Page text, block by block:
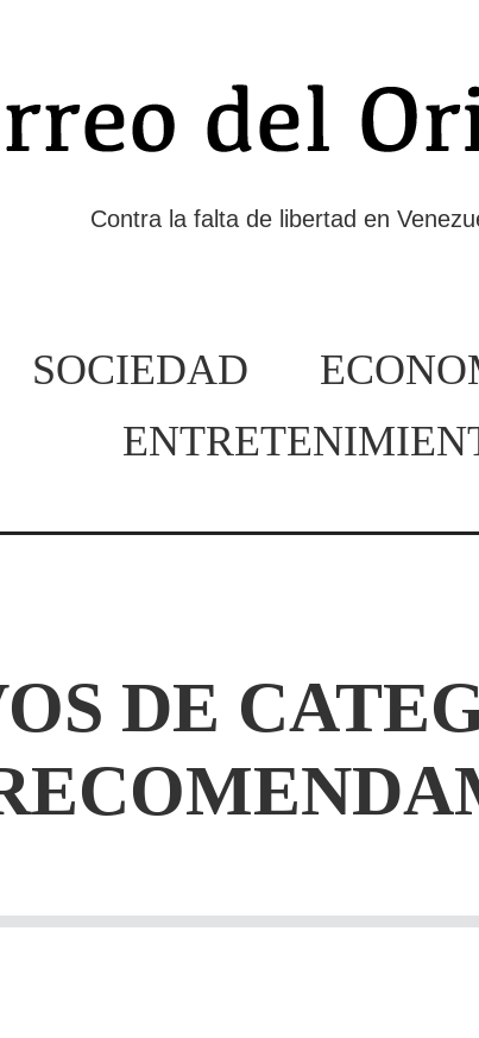
Contra la falta de libertad en
SOCIEDAD
DE